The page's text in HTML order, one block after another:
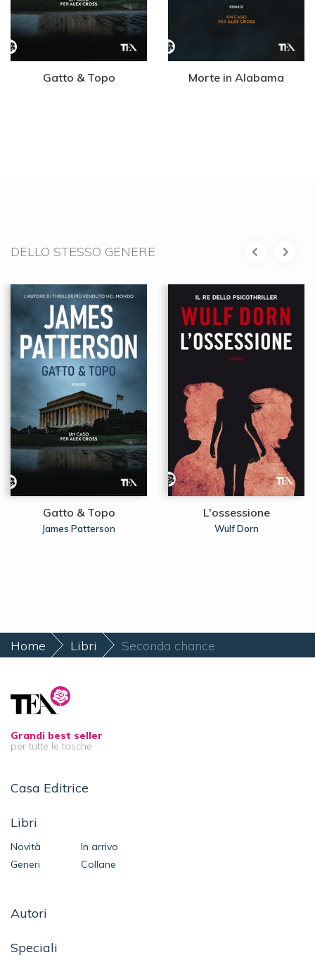
Gatto & Topo Morte in Alabama
DELLO STESSO GENERE
Gatto & Topo
James Patterson
L'ossessione
Wulf Dorn
Home Libri Seconda chance
Grandi best seller
per tutte le tasche
Casa Editrice
Libri
Novità
In arrivo
Generi
Collane
Autori
Speciali